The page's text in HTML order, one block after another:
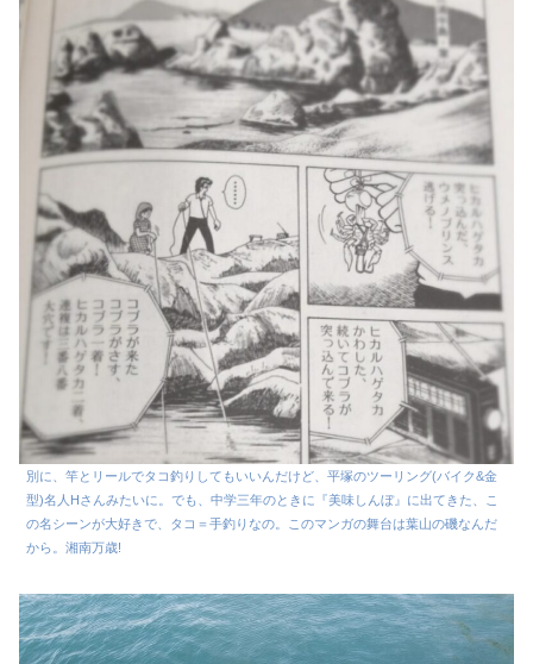
別に、竿とリールでタコ釣りしてもいいんだけど、平塚のツーリング(バイク&金
型)名人Hさんみたいに。でも、中学三年のときに『美味しんぼ』に出てきた、こ
の名シーンが大好きで、タコ＝手釣りなの。このマンガの舞台は葉山の磯なんだ
から。湘南万歳!